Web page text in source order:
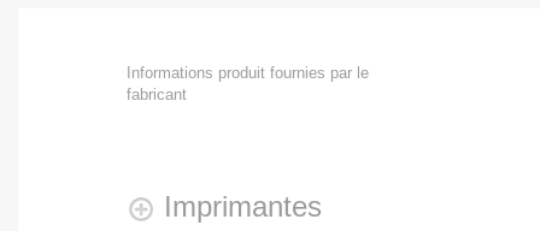
Informations produit fournies par le
fabricant
Imprimantes